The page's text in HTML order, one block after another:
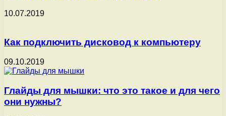
10.07.2019
Как подключить дисковод к компьютеру
09.10.2019
Глайды для мышки: что это такое и для чего
они нужны?